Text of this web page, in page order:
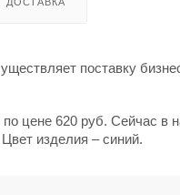
поставку
цене 620 руб. Сейчас в
изделия – синий.